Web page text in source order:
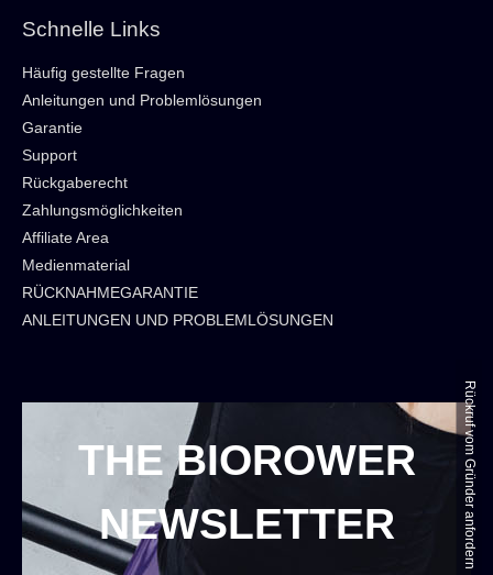
Schnelle Links
Häufig gestellte Fragen
Anleitungen und Problemlösungen
Garantie
Support
Rückgaberecht
Zahlungsmöglichkeiten
Affiliate Area
Medienmaterial
RÜCKNAHMEGARANTIE
ANLEITUNGEN UND PROBLEMLÖSUNGEN
THE BIOROWER
NEWSLETTER
Rückruf vom Gründer anfordern